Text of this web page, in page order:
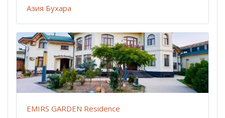
Азия Бухара
EMIRS GARDEN Residence